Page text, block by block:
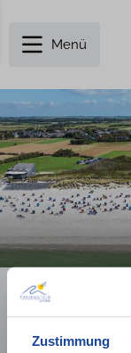
Zustimmung
Menü